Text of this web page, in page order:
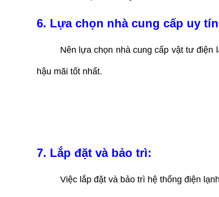
6. Lựa chọn nhà cung cấp uy
Nên lựa chọn nhà cung cấp vật tư
hậu mãi tốt nhất.
7. Lắp đặt và bảo trì:
Việc lắp đặt và bảo trì hệ thống điện